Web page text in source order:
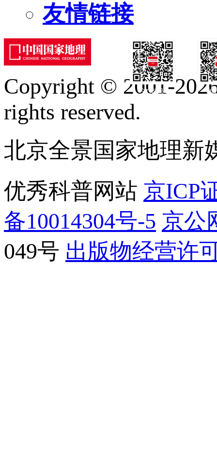
友情链接
订阅号
Copyright © 2001-
rights reserved.
北京全景国家地理新
优秀科普网站 京ICP
备10014304号-5 京公
049号 出版物经营许